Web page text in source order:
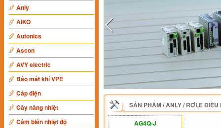
Anly
AIKO
Autonics
Ascon
AVY electric
Báo mất khí VPE
Cáp điện
Cây nâng nhiệt
Cảm biến nhiệt độ
SẢN PHẨM/ANLY/RƠLE ĐIỀU
AG4Q-J